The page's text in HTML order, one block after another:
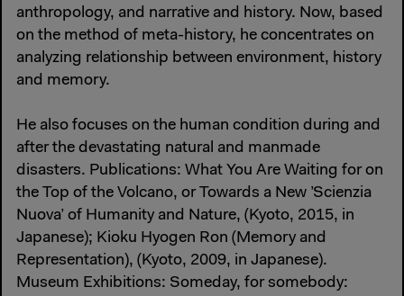
anthropology, and narrative and history. Now, based
on the method of meta-history, he concentrates on
analyzing relationship between environment, history
and memory.
He also focuses on the human condition during and
after the devastating natural and manmade
disasters. Publications: What You Are Waiting for on
the Top of the Volcano, or Towards a New ’Scienzia
Nuova’ of Humanity and Nature, (Kyoto, 2015, in
Japanese); Kioku Hyogen Ron (Memory and
Representation), (Kyoto, 2009, in Japanese).
Museum Exhibitions: Someday, for somebody: